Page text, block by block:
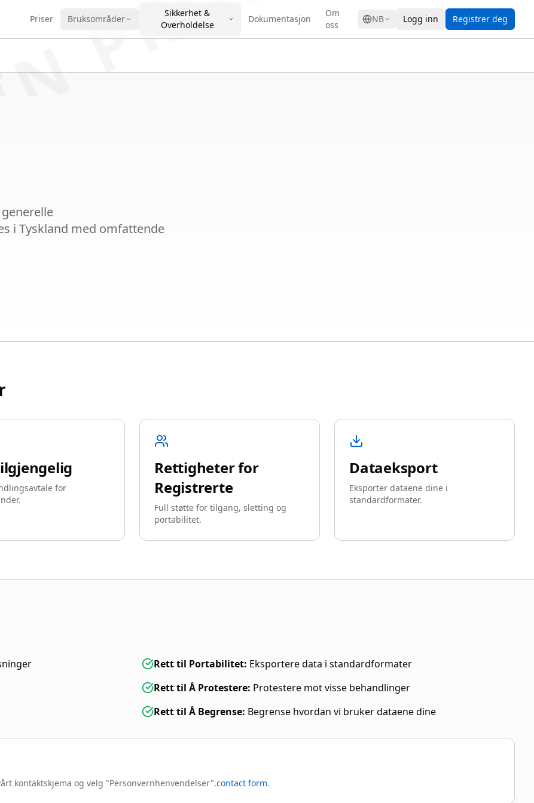
Priser Bruksområder
Sikkerhet &
Overholdelse
Dokumentasjon
Om
oss
NB Logg inn Registrer deg
i Tyskland med omfattende
for
Rettigheter for
Registrerte
Full støtte for tilgang, sletting og
portabilitet.
Dataeksport
Eksporter dataene dine i
standardformater.
Rett til Portabilitet: Eksportere data i standardformater
Rett til Å Protestere: Protestere mot visse behandlinger
Rett til Å Begrense: Begrense hvordan vi bruker dataene dine
kontaktskjema og velg "Personvernhenvendelser".contact form.